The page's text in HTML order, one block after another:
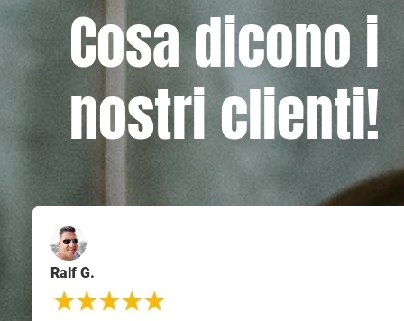
Cosa dicono i
nostri clienti!
Ralf G.